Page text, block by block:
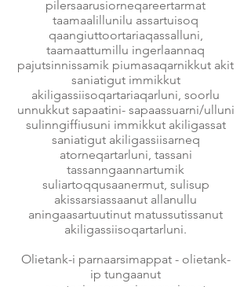
pilersaarusiorneqareertarmat
taamaalillunilu assartuisoq
qaangiuttoortariaqassalluni,
taamaattumillu ingerlaannaq
pajutsinnissamik piumasaqarnikkut akit
saniatigut immikkut
akiligassiisoqartariaqarluni, soorlu
unnukkut sapaatini- sapaassuarni/ulluni
sulinngiffiusuni immikkut akiligassat
saniatigut akiligassiisarneq
atorneqartarluni, tassani
tassanngaannartumik
suliartoqqusaanermut, sulisup
akissarsiassaanut allanullu
aningaasartuutinut matussutissanut
akiligassiisoqartarluni.
Olietank-i parnaarsimappat - olietank-
ip tungaanut